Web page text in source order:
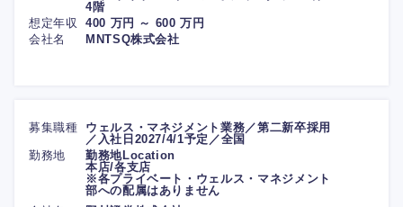
4階
想定年収
400 万円 ～ 600 万円
会社名
MNTSQ株式会社
募集職種
ウェルス・マネジメント業務／第二新卒採用
／入社日2027/4/1予定／全国
勤務地
勤務地Location
本店/各支店
※各プライベート・ウェルス・マネジメント
部への配属はありません